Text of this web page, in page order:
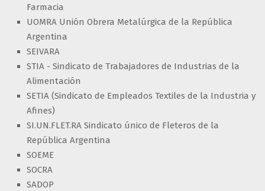
Farmacia
UOMRA Unión Obrera Metalúrgica de la República
Argentina
SEIVARA
STIA - Sindicato de Trabajadores de Industrias de la
Alimentación
SETIA (Sindicato de Empleados Textiles de la Industria y
Afines)
SI.UN.FLET.RA Sindicato único de Fleteros de la
República Argentina
SOEME
SOCRA
SADOP